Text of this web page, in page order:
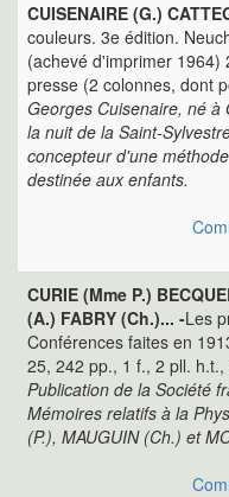
CUISENAIRE (G.)
couleurs. 3e édition.
(achevé d'imprimer 1964)
presse (2 colonnes, dont
Georges Cuisenaire, né
la nuit de la Saint-
concepteur d'une
destinée aux enfants.
CURIE (Mme P.)
(A.) FABRY (Ch.)... -Les
Conférences faites en
25, 242 pp., 1 f., 2 pll.
Publication de la Société
Mémoires relatifs à la
(P.), MAUGUIN (Ch.) et